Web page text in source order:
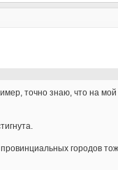
точно знаю, что на
городов